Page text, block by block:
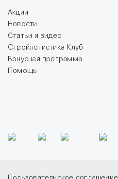
Акции
Новости
Статьи и видео
Стройлогистика Клуб
Бонусная программа
Помощь